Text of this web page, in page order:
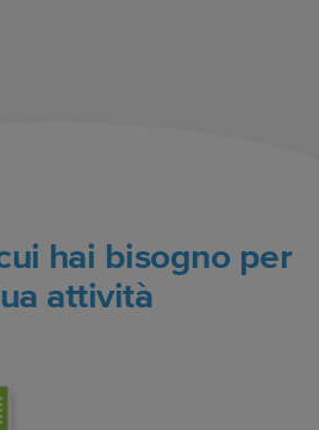
hai bisogno per
attività